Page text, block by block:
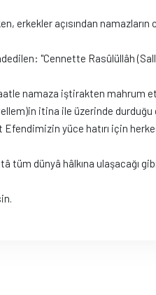
açısından namazların
"Cennette Rasûlüllâh
namaza iştirakten mahrum
itina ile üzerinde
yüce hatırı için
tüm dünyâ hâlkına ulaşacağı